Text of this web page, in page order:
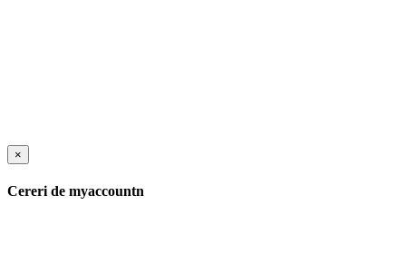
×
Cereri de myaccountn